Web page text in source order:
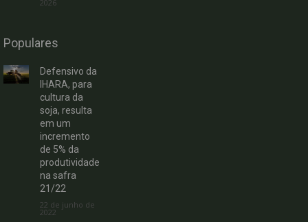
2026
Populares
Defensivo da
IHARA, para
cultura da
soja, resulta
em um
incremento
de 5% da
produtividade
na safra
21/22
22 de junho de
2022